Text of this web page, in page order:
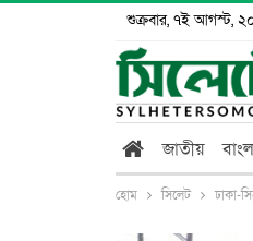
শুক্রবার, ৭ই আগস্ট,
জাতীয়
হোম সিলেট ঢাকা-